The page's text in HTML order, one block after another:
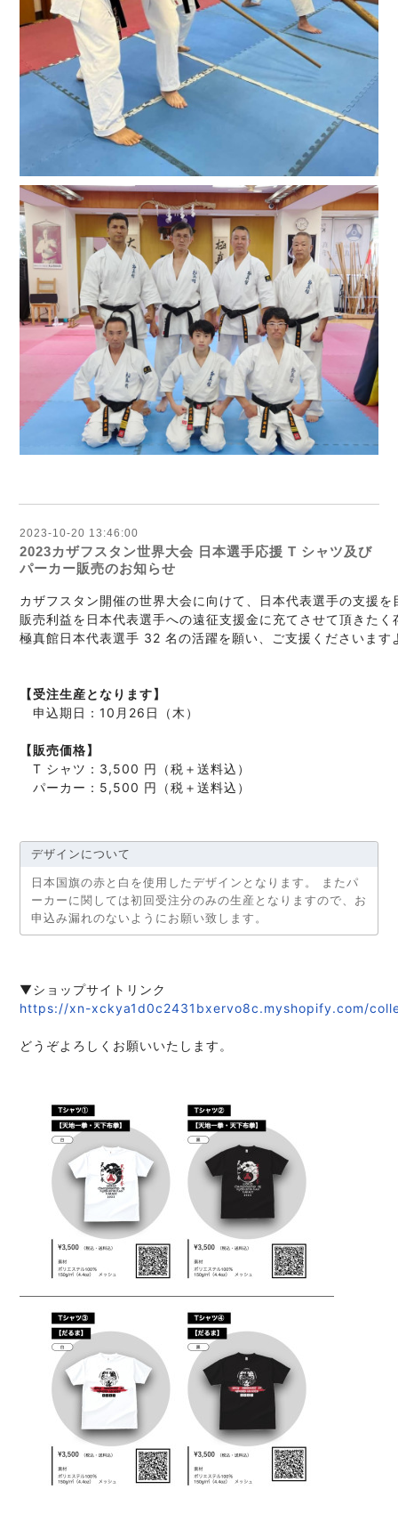
2023-10-20 13:46:00
2023カザフスタン世界大会 日本選手応援 T シャツ及び
パーカー販売のお知らせ
カザフスタン開催の世界大会に向けて、日本代表選手の支援
販売利益を日本代表選手への遠征支援金に充てさせて頂きたく
極真館日本代表選手 32 名の活躍を願い、ご支援くださいます
【受注生産となります】
申込期日：10月26日（木）
【販売価格】
T シャツ：3,500 円（税＋送料込）
パーカー：5,500 円（税＋送料込）
デザインについて
日本国旗の赤と白を使用したデザインとなります。 またパ
ーカーに関しては初回受注分のみの生産となりますので、お
申込み漏れのないようにお願い致します。
https://xn-xckya1d0c2431bxervo8c.myshopify.com/
どうぞよろしくお願いいたします。